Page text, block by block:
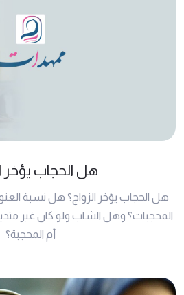
هل الحجاب يؤخر
هل الحجاب يؤخر الزواج؟ هل نسبة
المحجبات؟ وهل الشاب ولو كان غير
أم المحجبة؟